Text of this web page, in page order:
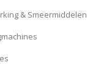
& Smeermiddelen